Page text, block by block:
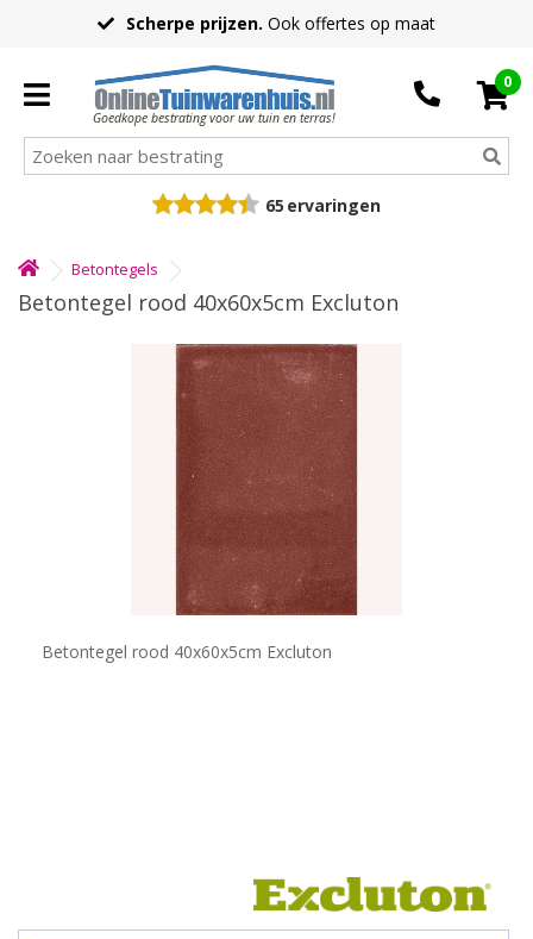
Scherpe prijzen. Ook offertes op maat
Goedkope bestrating voor uw tuin en terras!
0
65 ervaringen
Betontegels
Betontegel rood 40x60x5cm Excluton
Betontegel rood 40x60x5cm Excluton